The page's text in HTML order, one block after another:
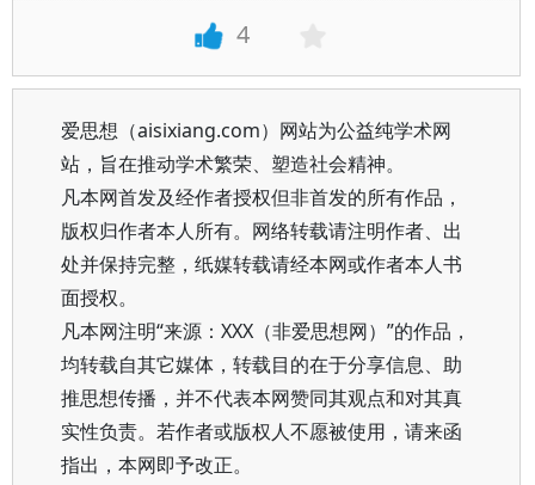
4
爱思想（aisixiang.com）网站为公益纯学术网
站，旨在推动学术繁荣、塑造社会精神。
凡本网首发及经作者授权但非首发的所有作品，
版权归作者本人所有。网络转载请注明作者、出
处并保持完整，纸媒转载请经本网或作者本人书
面授权。
凡本网注明“来源：XXX（非爱思想网）”的作品，
均转载自其它媒体，转载目的在于分享信息、助
推思想传播，并不代表本网赞同其观点和对其真
实性负责。若作者或版权人不愿被使用，请来函
指出，本网即予改正。